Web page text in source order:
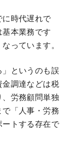
に時代遅れで
本業務です
っています。
というのも誤
調達などは税
労務顧問単独
「人事・労務
トする存在で